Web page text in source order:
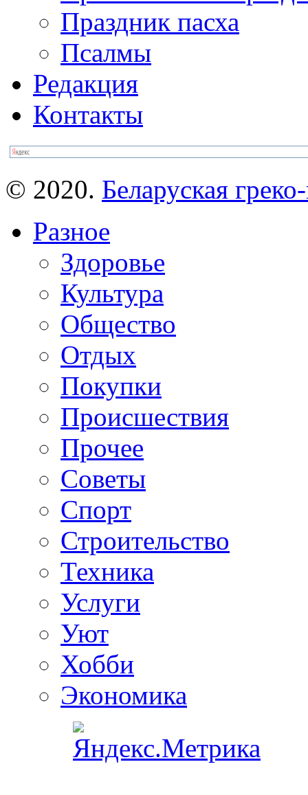
Праздник пасха
Псалмы
Редакция
Контакты
© 2020. Беларуская
Разное
Здоровье
Культура
Общество
Отдых
Покупки
Происшествия
Прочее
Советы
Спорт
Строительство
Техника
Услуги
Уют
Хобби
Экономика